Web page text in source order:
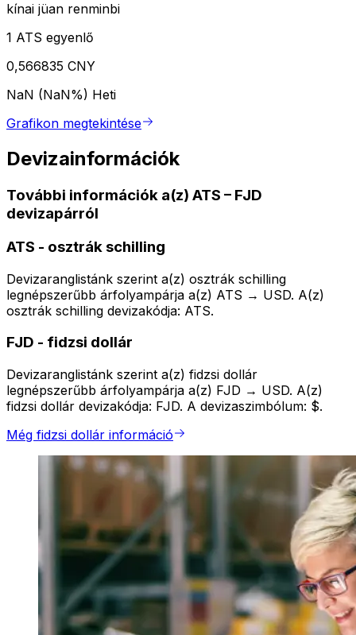
kínai jüan renminbi
1 ATS egyenlő
0,566835 CNY
NaN (NaN%) Heti
Grafikon megtekintése
Devizainformációk
További információk a(z) ATS – FJD
devizapárról
ATS - osztrák schilling
Devizaranglistánk szerint a(z) osztrák schilling
legnépszerűbb árfolyampárja a(z) ATS → USD. A(z)
osztrák schilling devizakódja: ATS.
FJD - fidzsi dollár
Devizaranglistánk szerint a(z) fidzsi dollár
legnépszerűbb árfolyampárja a(z) FJD → USD. A(z)
fidzsi dollár devizakódja: FJD. A devizaszimbólum: $.
Még fidzsi dollár információ